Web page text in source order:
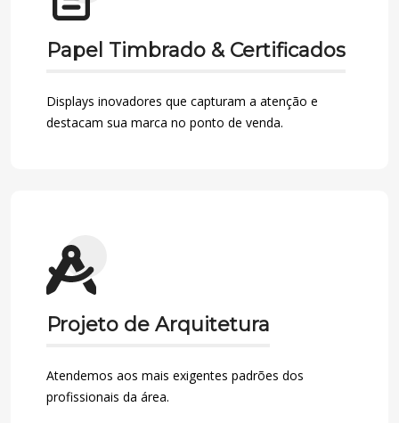
Papel Timbrado & Certificados
Displays inovadores que capturam a atenção e
destacam sua marca no ponto de venda.
Projeto de Arquitetura
Atendemos aos mais exigentes padrões dos
profissionais da área.